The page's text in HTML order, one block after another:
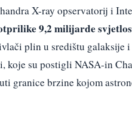
X-ray opservatorij i
9,2 milijarde
plin u središtu galaksije
koje su postigli NASA-in
granice brzine kojom